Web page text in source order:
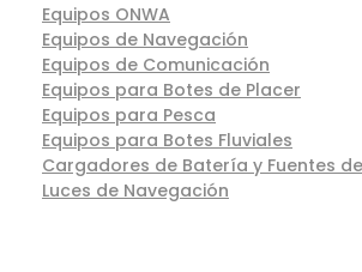
Equipos ONWA
Equipos de Navegación
Equipos de Comunicación
Equipos para Botes de Placer
Equipos para Pesca
Equipos para Botes Fluviales
Cargadores de Batería y Fuentes
Luces de Navegación